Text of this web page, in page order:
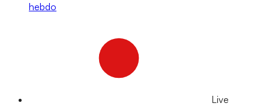
hebdo
Live